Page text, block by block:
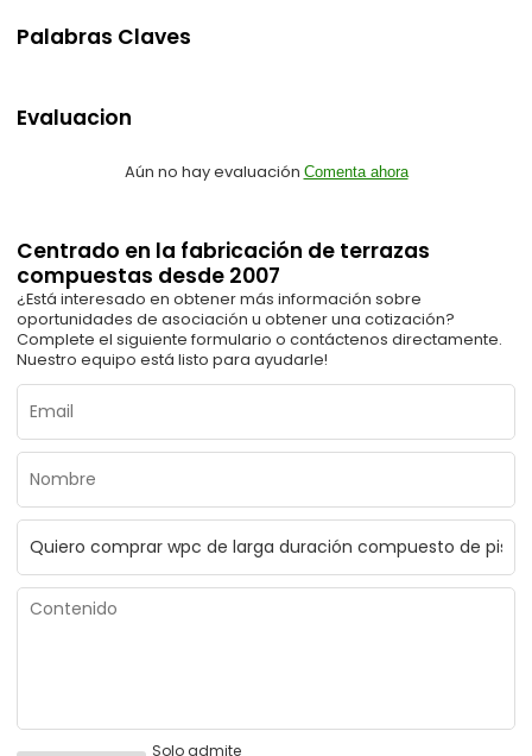
Palabras Claves
Evaluacion
Aún no hay evaluación Comenta ahora
Centrado en la fabricación de terrazas
compuestas desde 2007
¿Está interesado en obtener más información sobre
oportunidades de asociación u obtener una cotización?
Complete el siguiente formulario o contáctenos directamente.
Nuestro equipo está listo para ayudarle!
Solo admite